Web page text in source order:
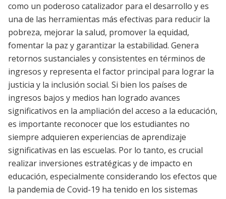
como un poderoso catalizador para el desarrollo y es
una de las herramientas más efectivas para reducir la
pobreza, mejorar la salud, promover la equidad,
fomentar la paz y garantizar la estabilidad. Genera
retornos sustanciales y consistentes en términos de
ingresos y representa el factor principal para lograr la
justicia y la inclusión social. Si bien los países de
ingresos bajos y medios han logrado avances
significativos en la ampliación del acceso a la educación,
es importante reconocer que los estudiantes no
siempre adquieren experiencias de aprendizaje
significativas en las escuelas. Por lo tanto, es crucial
realizar inversiones estratégicas y de impacto en
educación, especialmente considerando los efectos que
la pandemia de Covid-19 ha tenido en los sistemas